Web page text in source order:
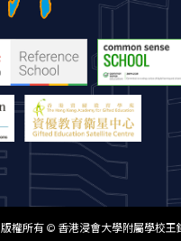
版權所有 © 香港浸會大學附屬學校王